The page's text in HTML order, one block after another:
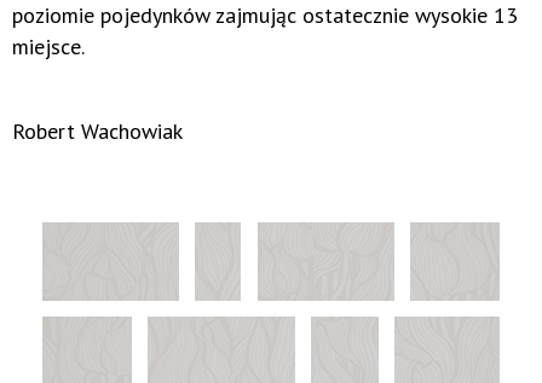
poziomie pojedynków zajmując ostatecznie wysokie 13
miejsce.
Robert Wachowiak